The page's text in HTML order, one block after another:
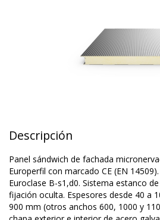
Descripción
Panel sándwich de fachada
Europerfil con marcado CE (EN
Euroclase B-s1,d0. Sistema estanco
fijación oculta. Espesores desde 40 a
900 mm (otros anchos 600, 1000 y